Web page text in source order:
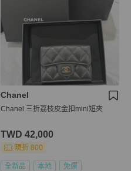
Chanel
Chanel 三折荔枝皮金扣mini短夾
TWD 42,000
現折 800
全新品 本地 免運